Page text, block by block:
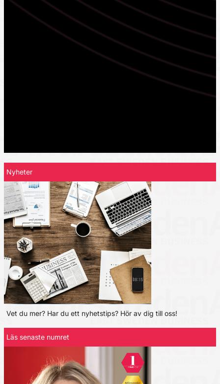
Nyheter
Vet du mer? Har du ett nyhetstips? Hör av dig till oss!
Läs senaste numret